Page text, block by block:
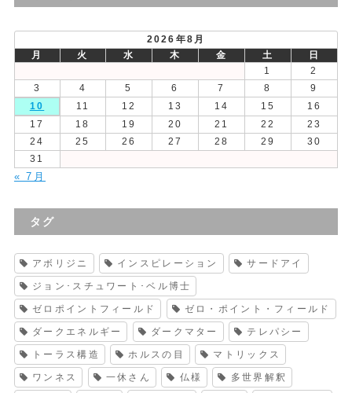
2026年8月
月
火 水 木 金 土
日
1
2
3
4 5 6 7 8
9
10
11 12 13 14 15
16
17
18 19 20 21 22
23
24
25 26 27 28 29
30
31
« 7月
タグ
アボリジニ インスピレーション サードアイ
ジョン･スチュワート･ベル博士
ゼロポイントフィールド ゼロ・ポイント・フィールド
ダークエネルギー ダークマター テレパシー
トーラス構造 ホルスの目 マトリックス
ワンネス 一休さん 仏様 多世界解釈